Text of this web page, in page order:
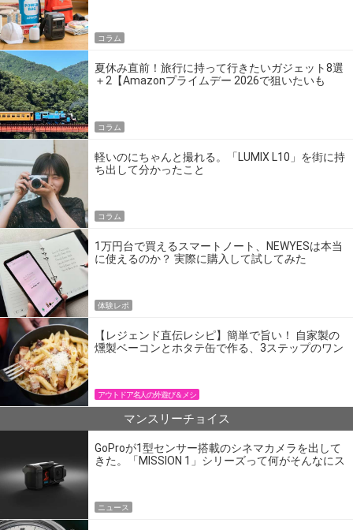
コラム
夏休み直前！旅行に持って行きたいガジェット8選
＋2【Amazonプライムデー 2026で狙いたいも
コラム
軽いのにちゃんと撮れる。「LUMIX L10」を街に持
ち出して分かったこと
コラム
1万円台で買えるスマートノート、NEWYESは本当
に使えるのか？ 実際に購入して試してみた
体験レポ
【レジェンド直伝レシピ】簡単で旨い！ 自家製の
燻製ベーコンとホタテ缶で作る、3ステップのワン
アウトドア名人の外遊び＆メシ
マンスリーチョイス
GoProが1型センサー搭載のシネマカメラを出して
きた。「MISSION 1」シリーズって何がそんなにス
ニュース